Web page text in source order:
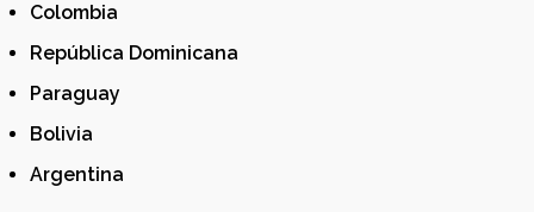
Colombia
República Dominicana
Paraguay
Bolivia
Argentina